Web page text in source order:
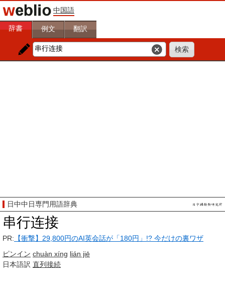
中国語
辞書 例文 翻訳
日中中日専門用語辞典
串行连接
PR: 【衝撃】29,800円のAI英会話が「180円」!? 今だけの裏ワザ
ピンイン chuàn xíng lián jiē
日本語訳 直列接続